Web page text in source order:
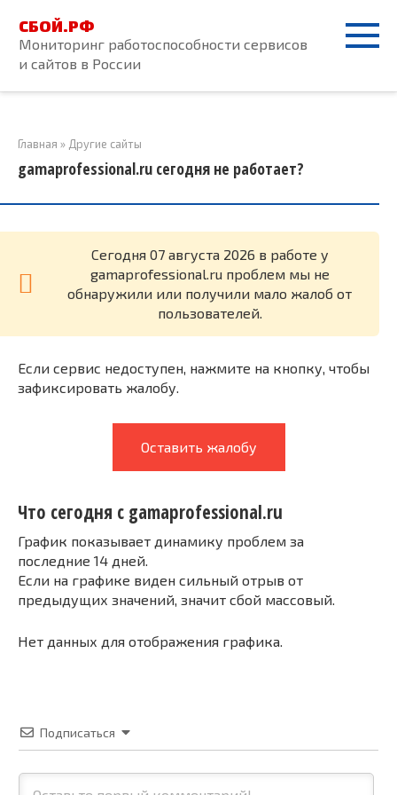
контенту
СБОЙ.РФ
Мониторинг работоспособности сервисов
и сайтов в России
Главная » Другие сайты
gamaprofessional.ru сегодня не работает?
Cегодня 07 августа 2026 в работе у
gamaprofessional.ru проблем мы не
обнаружили или получили мало жалоб от
пользователей.
Если сервис недоступен, нажмите на кнопку, чтобы
зафиксировать жалобу.
Оставить жалобу
Что сегодня с gamaprofessional.ru
График показывает динамику проблем за
последние 14 дней.
Если на графике виден сильный отрыв от
предыдущих значений, значит сбой массовый.
Нет данных для отображения графика.
Подписаться